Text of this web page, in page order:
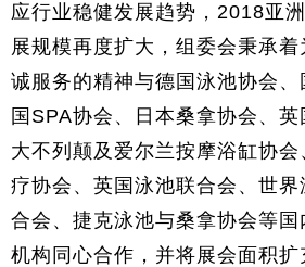
应行业稳健发展趋势，2018亚
展规模再度扩大，组委会秉承
诚服务的精神与德国泳池协会
国SPA协会、日本桑拿协会、英
大不列颠及爱尔兰按摩浴缸协
疗协会、英国泳池联合会、世
合会、捷克泳池与桑拿协会等
机构同心合作，并将展会面积扩